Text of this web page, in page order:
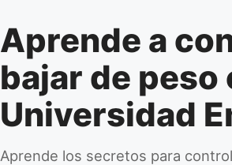
Aprende a
bajar de peso
Universidad
Aprende los secretos para